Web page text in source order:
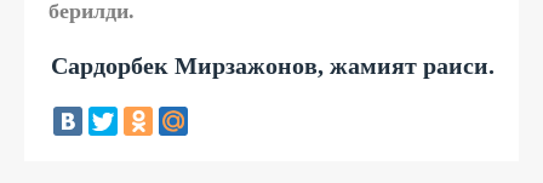
берилди.
Сардорбек Мирзажонов, жамият раиси.